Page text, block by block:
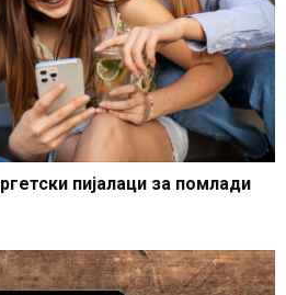
пијалаци за помлади